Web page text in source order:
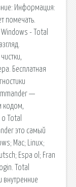
Информация:
помечать.
- Total
Бесплатная
—
кодом,
Total
это самый
Mac; Linux;
Total
внутренние